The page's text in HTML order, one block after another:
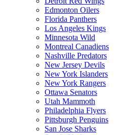
Edmonton Oilers
Florida Panthers
Los Angeles Kings
Minnesota Wild
Montreal Canadiens
Nashville Predators
New Jersey Devils
New York Islanders
New York Rangers
Ottawa Senators
Utah Mammoth
Philadelphia Flyers
Pittsburgh Penguins
San Jose Sharks